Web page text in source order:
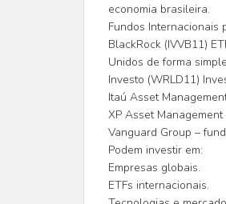
economia brasileira.
Fundos Internacionais
BlackRock (IVVB11)
Unidos de forma
Investo (WRLD11)
Itaú Asset
XP Asset
Vanguard Group –
Podem investir em:
Empresas globais.
ETFs internacionais.